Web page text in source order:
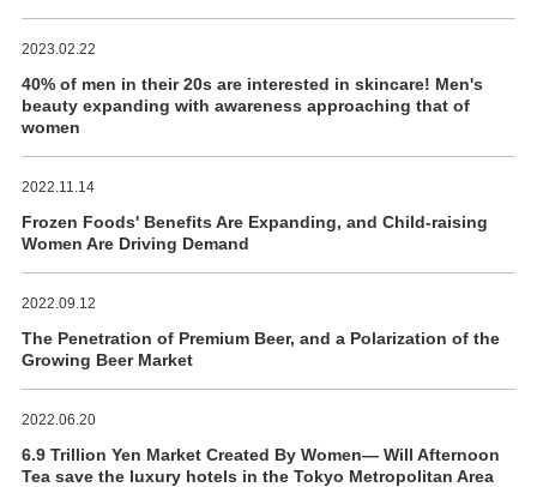
2023.02.22
40% of men in their 20s are interested in skincare! Men's
beauty expanding with awareness approaching that of
women
2022.11.14
Frozen Foods' Benefits Are Expanding, and Child-raising
Women Are Driving Demand
2022.09.12
The Penetration of Premium Beer, and a Polarization of the
Growing Beer Market
2022.06.20
6.9 Trillion Yen Market Created By Women― Will Afternoon
Tea save the luxury hotels in the Tokyo Metropolitan Area